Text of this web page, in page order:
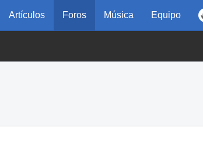
Artículos Foros Música Equipo